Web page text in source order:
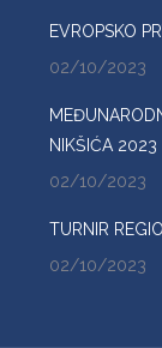
EVROPSKO
02/10/2023
NIKŠIĆA 2023
02/10/2023
TURNIR
02/10/2023